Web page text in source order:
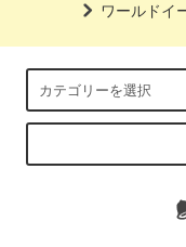
ワールドイ